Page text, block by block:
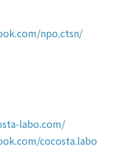
npo.ctsn/
labo.com/
cocosta.labo